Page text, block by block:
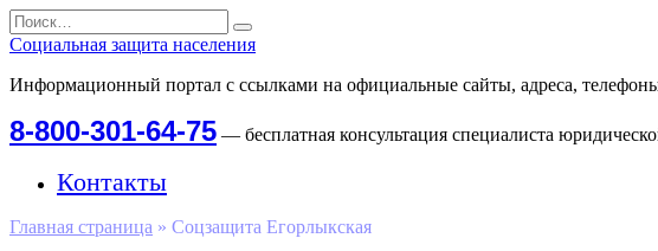
Перейти
к
содержанию
Search
for:
Социальная защита населения
Информационный портал с ссылками на официальные сайты, адреса,
8-800-301-64-75 — бесплатная консультация специалиста
Контакты
Главная страница » Соцзащита Егорлыкская